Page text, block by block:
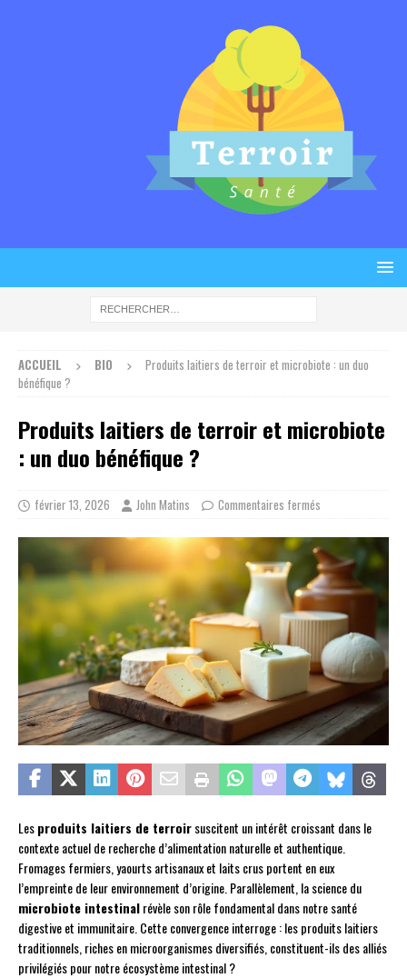
ACCUEIL BIO
Produits laitiers de terroir et microbiote : un duo
bénéfique ?
Produits laitiers de terroir et microbiote
: un duo bénéfique ?
février 13, 2026 John Matins Commentaires fermés
Lesproduits laitiers de terroirsuscitent un intérêt croissant dans le
contexte actuel de recherche d’alimentation naturelle et authentique.
Fromages fermiers, yaourts artisanaux et laits crus portent en eux
l’empreinte de leur environnement d’origine. Parallèlement, la science du
microbiote intestinalrévèle son rôle fondamental dans notre santé
digestive et immunitaire. Cette convergence interroge : les produits laitiers
traditionnels, riches en microorganismes diversifiés, constituent-ils des alliés
privilégiés pour notre écosystème intestinal ?